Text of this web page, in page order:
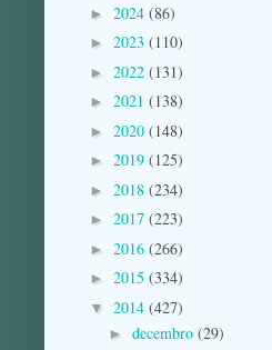
► 2024 (86)
► 2023 (110)
► 2022 (131)
► 2021 (138)
► 2020 (148)
► 2019 (125)
► 2018 (234)
► 2017 (223)
► 2016 (266)
► 2015 (334)
▼ 2014 (427)
► decembro (29)